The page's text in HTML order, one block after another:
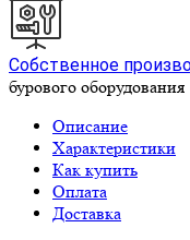
Собственное
бурового оборудования
Описание
Характеристики
Как купить
Оплата
Доставка